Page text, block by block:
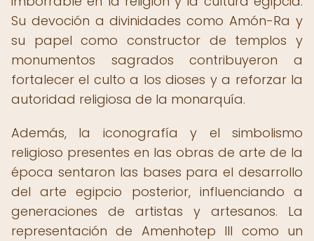
Su devoción a divinidades como Amón-Ra y
su papel como constructor de templos y
monumentos sagrados contribuyeron a
fortalecer el culto a los dioses y a reforzar la
autoridad religiosa de la monarquía.
Además, la iconografía y el simbolismo
religioso presentes en las obras de arte de la
época sentaron las bases para el desarrollo
del arte egipcio posterior, influenciando a
generaciones de artistas y artesanos. La
representación de Amenhotep III como un